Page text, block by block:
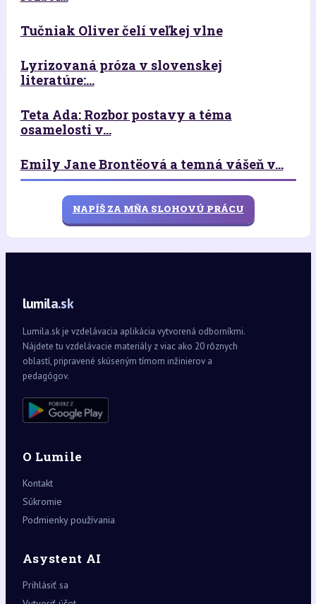
Tučniak Oliver čelí veľkej vlne
Lyrizovaná próza v slovenskej
literatúre:...
Teta Ada: Rozbor postavy a téma
osamelosti v...
Emily Jane Brontëová a temná vášeň v...
NAPÍŠ ZA MŇA SLOHOVÚ PRÁCU
lumila.sk
Lumila.sk je vzdelávacia aplikácia vytvorená odborníkmi.
Nájdete tu vzdelávacie materiály z viac ako 20 rôznych
oblastí, pripravené skúseným tímom inžinierov a
pedagógov.
O Lumile
Kontakt
Súkromie
Podmienky používania
Asystent AI
Prihlásiť sa